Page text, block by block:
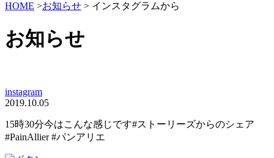
HOME >お知らせ > インスタグラムから
お知らせ
instagram
2019.10.05
15時30分今はこんな感じです#ストーリーズからのシェア
#PainAllier #パンアリエ